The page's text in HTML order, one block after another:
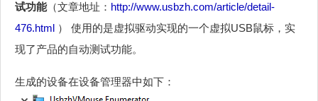
试功能（文章地址： http://www.usbzh.com/article/detail-
476.html ） 使用的是虚拟驱动实现的一个虚拟USB鼠标，实
现了产品的自动测试功能。
生成的设备在设备管理器中如下：